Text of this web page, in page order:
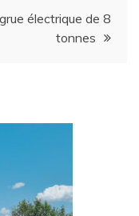
électrique de 8
tonnes